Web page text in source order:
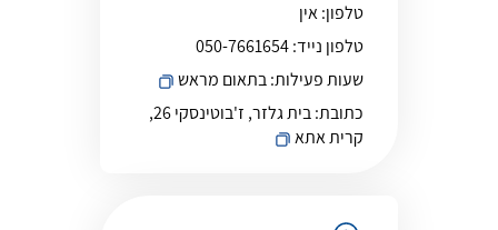
טלפון:אין
טלפון נייד:050-7661654
שעות פעילות:בתאום מראש
כתובת:
בית גלזר, ז'בוטינסקי 26,
קרית אתא